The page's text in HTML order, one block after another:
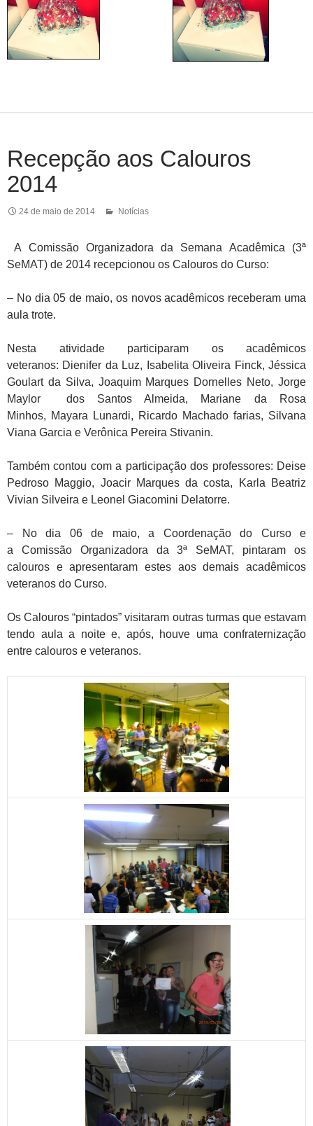
Recepção aos Calouros
2014
24 de maio de 2014 Notícias
A Comissão Organizadora da Semana Acadêmica (3ª
SeMAT) de 2014 recepcionou os Calouros do Curso:
– No dia 05 de maio, os novos acadêmicos receberam uma
aula trote.
Nesta atividade participaram os acadêmicos
veteranos: Dienifer da Luz, Isabelita Oliveira Finck, Jéssica
Goulart da Silva, Joaquim Marques Dornelles Neto, Jorge
Maylor dos Santos Almeida, Mariane da Rosa
Minhos, Mayara Lunardi, Ricardo Machado farias, Silvana
Viana Garcia e Verônica Pereira Stivanin.
Também contou com a participação dos professores: Deise
Pedroso Maggio, Joacir Marques da costa, Karla Beatriz
Vivian Silveira e Leonel Giacomini Delatorre.
– No dia 06 de maio, a Coordenação do Curso e
a Comissão Organizadora da 3ª SeMAT, pintaram os
calouros e apresentaram estes aos demais acadêmicos
veteranos do Curso.
Os Calouros “pintados” visitaram outras turmas que estavam
tendo aula a noite e, após, houve uma confraternização
entre calouros e veteranos.